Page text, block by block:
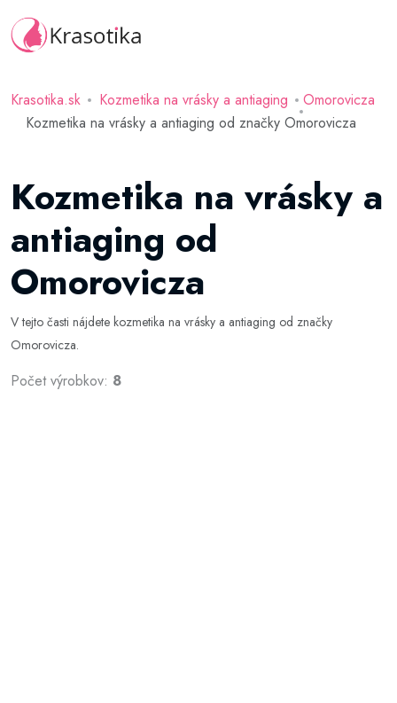
Krasotika.sk Kozmetika na vrásky a antiaging
Omorovicza
Kozmetika na vrásky a antiaging od značky Omorovicza
Kozmetika na vrásky a
antiaging od
Omorovicza
V tejto časti nájdete kozmetika na vrásky a antiaging od značky
Omorovicza.
Počet výrobkov: 8